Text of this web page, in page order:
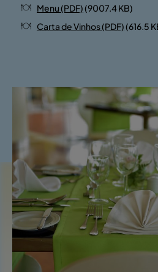
Menu (PDF)(9007.4 KB)
Carta de Vinhos (PDF)(616.5